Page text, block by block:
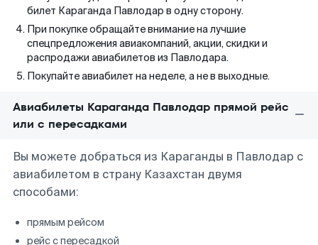
билет Караганда Павлодар в одну сторону.
При покупке обращайте внимание на лучшие
спецпредложения авиакомпаний, акции, скидки и
распродажи авиабилетов из Павлодара.
Покупайте авиабилет на неделе, а не в выходные.
Авиабилеты Караганда Павлодар прямой рейс
или с пересадками
Вы можете добраться из Караганды в Павлодар с
авиабилетом в страну Казахстан двумя
способами:
прямым рейсом
рейс с пересадкой